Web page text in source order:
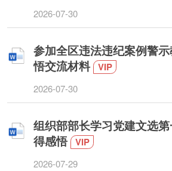
2026-07-30
参加全区违法违纪案例警
悟交流材料 VIP
2026-07-30
组织部部长学习党建文选
得感悟 VIP
2026-07-29